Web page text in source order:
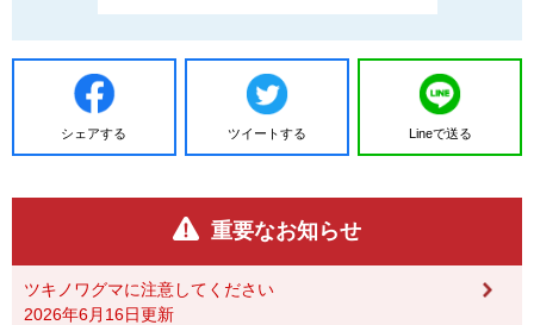
シェアする ツイートする Lineで送る
重要なお知らせ
ツキノワグマに注意してください
2026年6月16日更新